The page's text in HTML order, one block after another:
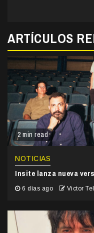
ARTÍCULOS
2 min read
NOTICIAS
Insite lanza nueva
6 días ago Victor